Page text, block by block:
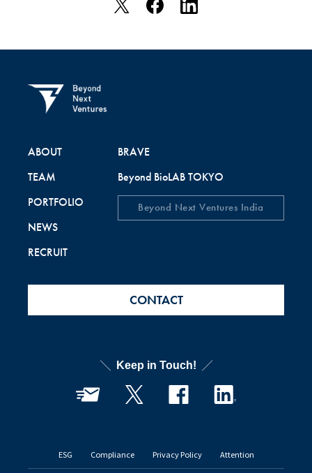
ABOUT
TEAM
PORTFOLIO
NEWS
RECRUIT
BRAVE
Beyond BioLAB TOKYO
Beyond Next Ventures India
CONTACT
Keep in Touch!
ESG Compliance Privacy Policy Attention